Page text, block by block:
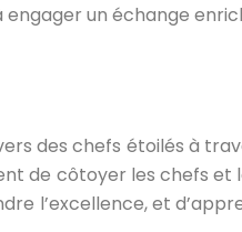
un échange
des chefs étoilés à
de côtoyer les chefs et
l’excellence, et